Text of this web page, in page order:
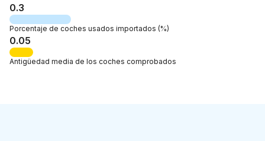
0.3
Porcentaje de coches usados importados (%)
0.05
Antigüedad media de los coches comprobados